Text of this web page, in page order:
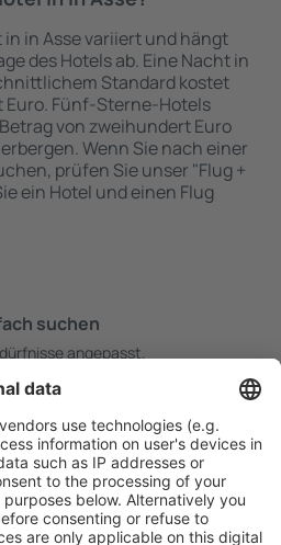
in Asse variiert und hängt
des Hotels ab. Eine Nacht in
Standard kostet
Fünf-Sterne-Hotels
von zweihundert Euro
Wenn Sie nach einer
prüfen Sie unser "Flug +
ein Hotel und einen Flug
suchen
angepasst.
mit einer kostenlosen